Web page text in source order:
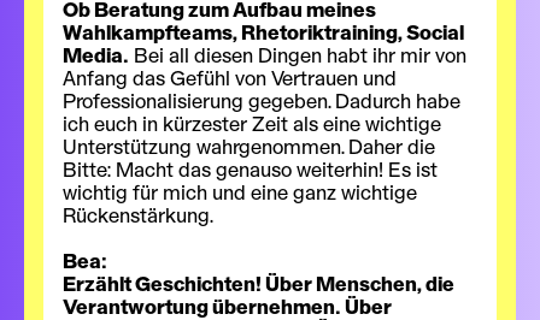
Ob Beratung zum Aufbau meines
Wahlkampfteams, Rhetoriktraining, Social
Media. Bei all diesen Dingen habt ihr mir von
Anfang das Gefühl von Vertrauen und
Professionalisierung gegeben. Dadurch habe
ich euch in kürzester Zeit als eine wichtige
Unterstützung wahrgenommen. Daher die
Bitte: Macht das genauso weiterhin! Es ist
wichtig für mich und eine ganz wichtige
Rückenstärkung.
Bea:
Erzählt Geschichten! Über Menschen, die
Verantwortung übernehmen. Über